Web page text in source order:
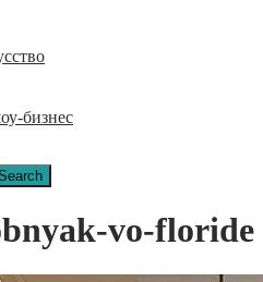
бизнес
vo-floride